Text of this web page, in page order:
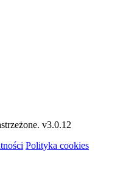
v3.0.12
Polityka cookies